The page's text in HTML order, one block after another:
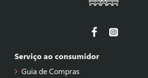
Serviço ao consumidor
Guia de Compras